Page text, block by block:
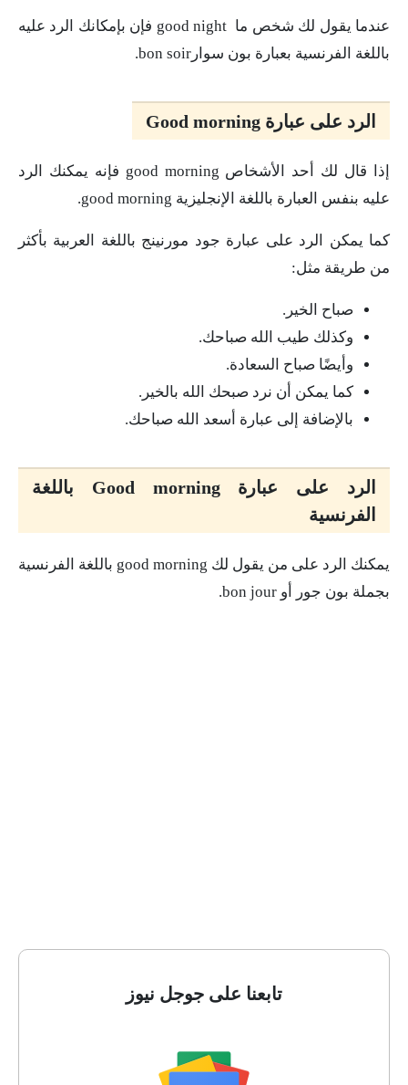
عندما يقول لك شخص ما good night فإن بإمكانك الرد عليه
باللغة الفرنسية بعبارة بون سوارbon soir.
الرد على عبارة Good morning
إذا قال لك أحد الأشخاص good morning فإنه يمكنك الرد
عليه بنفس العبارة باللغة الإنجليزية good morning.
كما يمكن الرد على عبارة جود مورنينج باللغة العربية بأكثر
من طريقة مثل:
صباح الخير.
وكذلك طيب الله صباحك.
وأيضًا صباح السعادة.
كما يمكن أن نرد صبحك الله بالخير.
بالإضافة إلى عبارة أسعد الله صباحك.
الرد على عبارة Good morning باللغة
الفرنسية
يمكنك الرد على من يقول لك good morning باللغة الفرنسية
بجملة بون جور أو bon jour.
تابعنا على جوجل نيوز